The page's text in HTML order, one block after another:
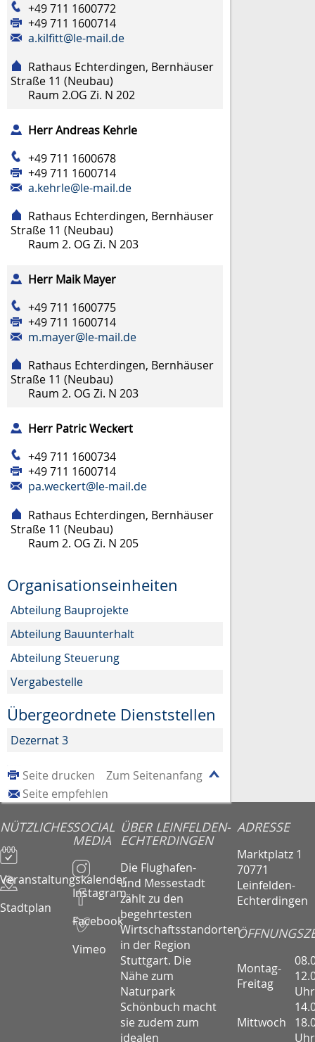
+49 711 1600772
+49 711 1600714
a.kilfitt@le-mail.de
Rathaus Echterdingen, Bernhäuser
Straße 11 (Neubau)
Raum 2.OG Zi. N 202
HerrAndreas Kehrle
+49 711 1600678
+49 711 1600714
a.kehrle@le-mail.de
Rathaus Echterdingen, Bernhäuser
Straße 11 (Neubau)
Raum 2. OG Zi. N 203
Herr Maik Mayer
+49 711 1600775
+49 711 1600714
m.mayer@le-mail.de
Rathaus Echterdingen, Bernhäuser
Straße 11 (Neubau)
Raum 2. OG Zi. N 203
Herr PatricWeckert
+49 711 1600734
+49 711 1600714
pa.weckert@le-mail.de
Rathaus Echterdingen, Bernhäuser
Straße 11 (Neubau)
Raum 2. OG Zi. N 205
Organisationseinheiten
Abteilung Bauprojekte
Abteilung Bauunterhalt
Abteilung Steuerung
Vergabestelle
Übergeordnete Dienststellen
Dezernat 3
Zum Seitenanfang
Seite drucken
Seite empfehlen
NÜTZLICHES
Veranstaltungskalender
Stadtplan
SOCIAL
MEDIA
Instagram
Facebook
Vimeo
ÜBER LEINFELDEN-
ECHTERDINGEN
Die Flughafen-
und Messestadt
zählt zu den
begehrtesten
Wirtschaftsstandorten
in der Region
Stuttgart. Die
Nähe zum
Naturpark
Schönbuch macht
sie zudem zum
idealen
ADRESSE
Marktplatz 1
70771
Leinfelden-
Echterdingen
Montag-
Freitag
Uhr
Mittwoch
Uhr